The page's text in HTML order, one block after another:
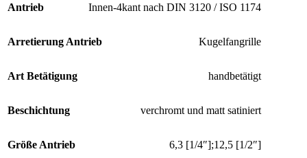
Antrieb Innen-4kant nach DIN 3120 / ISO 1174
Arretierung Antrieb Kugelfangrille
Art Betätigung handbetätigt
Beschichtung verchromt und matt satiniert
Größe Antrieb 6,3 [1/4″];12,5 [1/2″]